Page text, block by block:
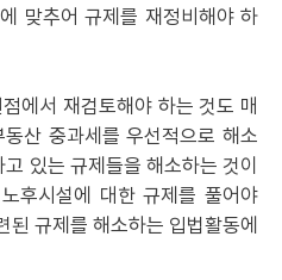
맞추어 규제를 재정비해야 하
에서 재검토해야 하는 것도 매
산 중과세를 우선적으로 해소
있는 규제들을 해소하는 것이
후시설에 대한 규제를 풀어야
규제를 해소하는 입법활동에